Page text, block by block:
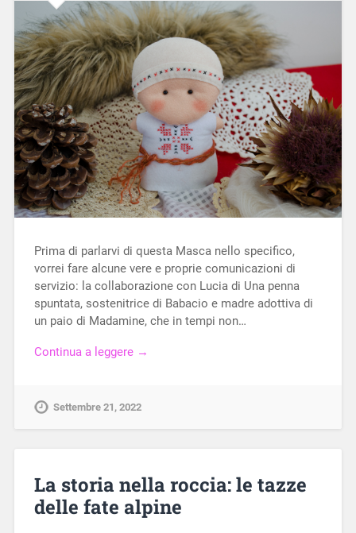
Prima di parlarvi di questa Masca nello specifico,
vorrei fare alcune vere e proprie comunicazioni di
servizio: la collaborazione con Lucia di Una penna
spuntata, sostenitrice di Babacio e madre adottiva di
un paio di Madamine, che in tempi non…
Continua a leggere →
Settembre 21, 2022
La storia nella roccia: le tazze
delle fate alpine